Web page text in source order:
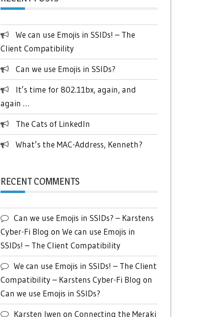
We can use Emojis in SSIDs! – The
Client Compatibility
Can we use Emojis in SSIDs?
It’s time for 802.11bx, again, and
again …
The Cats of LinkedIn
What’s the MAC-Address, Kenneth?
RECENT COMMENTS
Can we use Emojis in SSIDs? – Karstens
Cyber-Fi Blog on We can use Emojis in
SSIDs! – The Client Compatibility
We can use Emojis in SSIDs! – The Client
Compatibility – Karstens Cyber-Fi Blog on
Can we use Emojis in SSIDs?
Karsten Iwen on Connecting the Meraki